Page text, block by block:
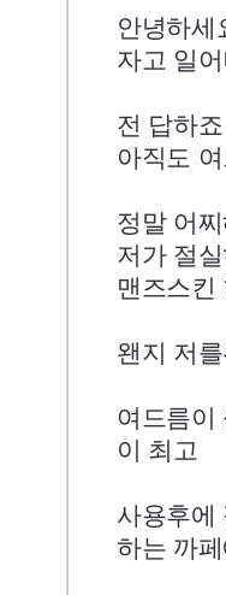
안녕하
자고 일
전 답하
아직도
정말 어
저가 절
맨즈스킨
왠지 저
여드름이
이 최고
사용후에
하는 까